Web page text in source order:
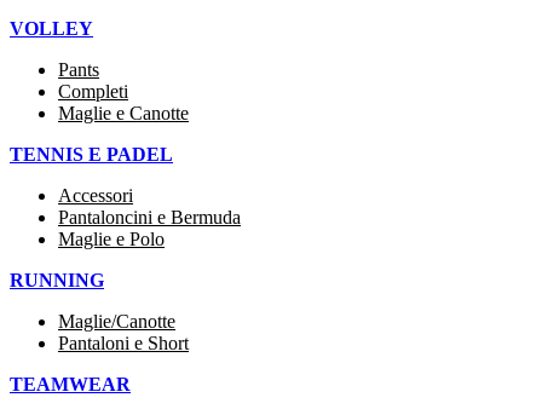
VOLLEY
Pants
Completi
Maglie e Canotte
TENNIS E PADEL
Accessori
Pantaloncini e Bermuda
Maglie e Polo
RUNNING
Maglie/Canotte
Pantaloni e Short
TEAMWEAR